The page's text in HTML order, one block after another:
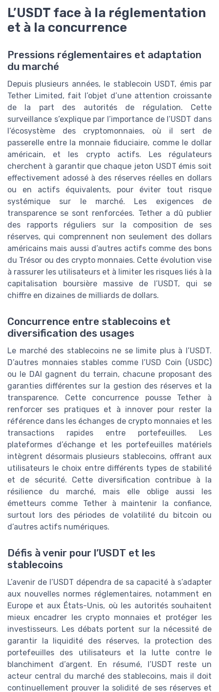
L’USDT face à la réglementation
et à la concurrence
Pressions réglementaires et adaptation
du marché
Depuis plusieurs années, le stablecoin USDT, émis par
Tether Limited, fait l’objet d’une attention croissante
de la part des autorités de régulation. Cette
surveillance s’explique par l’importance de l’USDT dans
l’écosystème des cryptomonnaies, où il sert de
passerelle entre la monnaie fiduciaire, comme le dollar
américain, et les crypto actifs. Les régulateurs
cherchent à garantir que chaque jeton USDT émis soit
effectivement adossé à des réserves réelles en dollars
ou en actifs équivalents, pour éviter tout risque
systémique sur le marché. Les exigences de
transparence se sont renforcées. Tether a dû publier
des rapports réguliers sur la composition de ses
réserves, qui comprennent non seulement des dollars
américains mais aussi d’autres actifs comme des bons
du Trésor ou des crypto monnaies. Cette évolution vise
à rassurer les utilisateurs et à limiter les risques liés à la
capitalisation boursière massive de l’USDT, qui se
chiffre en dizaines de milliards de dollars.
Concurrence entre stablecoins et
diversification des usages
Le marché des stablecoins ne se limite plus à l’USDT.
D’autres monnaies stables comme l’USD Coin (USDC)
ou le DAI gagnent du terrain, chacune proposant des
garanties différentes sur la gestion des réserves et la
transparence. Cette concurrence pousse Tether à
renforcer ses pratiques et à innover pour rester la
référence dans les échanges de crypto monnaies et les
transactions rapides entre portefeuilles. Les
plateformes d’échange et les portefeuilles matériels
intègrent désormais plusieurs stablecoins, offrant aux
utilisateurs le choix entre différents types de stabilité
et de sécurité. Cette diversification contribue à la
résilience du marché, mais elle oblige aussi les
émetteurs comme Tether à maintenir la confiance,
surtout lors des périodes de volatilité du bitcoin ou
d’autres actifs numériques.
Défis à venir pour l’USDT et les
stablecoins
L’avenir de l’USDT dépendra de sa capacité à s’adapter
aux nouvelles normes réglementaires, notamment en
Europe et aux États-Unis, où les autorités souhaitent
mieux encadrer les crypto monnaies et protéger les
investisseurs. Les débats portent sur la nécessité de
garantir la liquidité des réserves, la protection des
portefeuilles des utilisateurs et la lutte contre le
blanchiment d’argent. En résumé, l’USDT reste un
acteur central du marché des stablecoins, mais il doit
continuellement prouver la solidité de ses réserves et